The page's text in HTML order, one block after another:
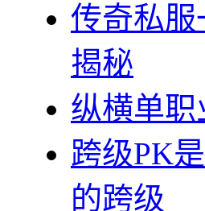
传奇私
揭秘
纵横单
跨级PK
的跨级